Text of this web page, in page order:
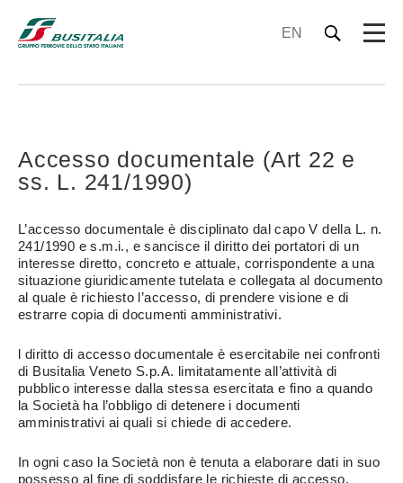
EN
Accesso documentale (Art 22 e
ss. L. 241/1990)
L’accesso documentale è disciplinato dal capo V della L. n.
241/1990 e s.m.i., e sancisce il diritto dei portatori di un
interesse diretto, concreto e attuale, corrispondente a una
situazione giuridicamente tutelata e collegata al documento
al quale è richiesto l’accesso, di prendere visione e di
estrarre copia di documenti amministrativi.
l diritto di accesso documentale è esercitabile nei confronti
di Busitalia Veneto S.p.A. limitatamente all’attività di
pubblico interesse dalla stessa esercitata e fino a quando
la Società ha l’obbligo di detenere i documenti
amministrativi ai quali si chiede di accedere.
In ogni caso la Società non è tenuta a elaborare dati in suo
possesso al fine di soddisfare le richieste di accesso.